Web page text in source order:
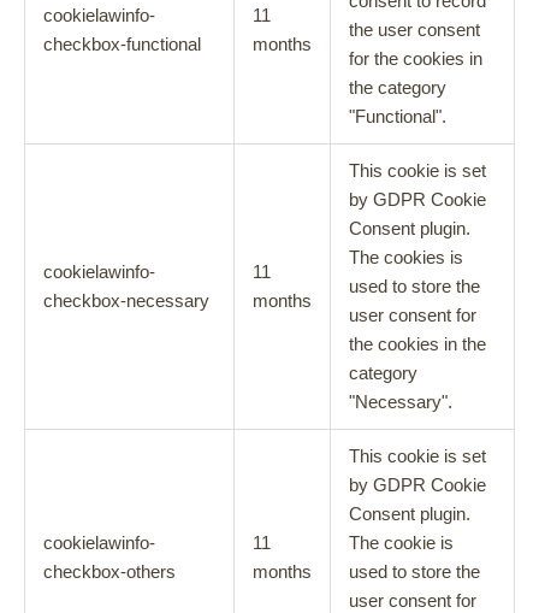
cookielawinfo-
checkbox-functional
11
months
the user consent
for the cookies in
the category
"Functional".
cookielawinfo-
checkbox-necessary
11
months
This cookie is set
by GDPR Cookie
Consent plugin.
The cookies is
used to store the
user consent for
the cookies in the
category
"Necessary".
cookielawinfo-
checkbox-others
11
months
This cookie is set
by GDPR Cookie
Consent plugin.
The cookie is
used to store the
user consent for